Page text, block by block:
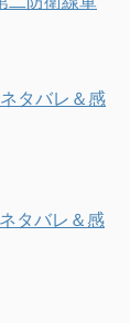
タバレ＆感
タバレ＆感